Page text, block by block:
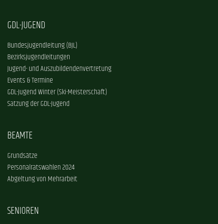
GDL-JUGEND
Bundesjugendleitung (BJL)
Bezirksjugendleitungen
Jugend- und Auszubildendenvertretung
Events & Termine
GDL-Jugend Winter (Ski-Meisterschaft)
Satzung der GDL-Jugend
BEAMTE
Grundsätze
Personalratswahlen 2024
Abgeltung von Mehrarbeit
SENIOREN